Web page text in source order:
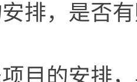
排，是否
目的安排